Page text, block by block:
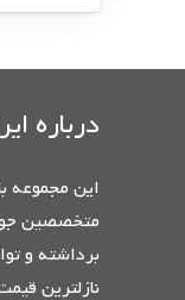
درباره
این مجموعه
متخصصین
برداشته و
نازلترین